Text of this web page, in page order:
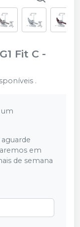
Fit C -
.
um
em
de semana